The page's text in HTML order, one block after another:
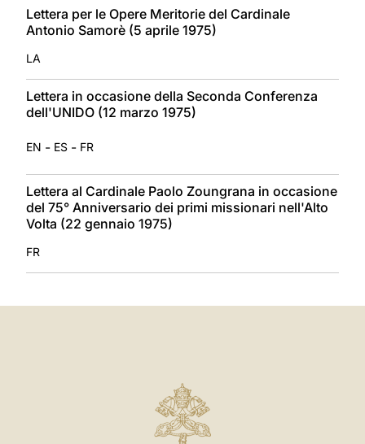
Lettera per le Opere Meritorie del Cardinale
Antonio Samorè (5 aprile 1975)
LA
Lettera in occasione della Seconda Conferenza
dell'UNIDO (12 marzo 1975)
EN - ES - FR
Lettera al Cardinale Paolo Zoungrana in occasione
del 75° Anniversario dei primi missionari nell'Alto
Volta (22 gennaio 1975)
FR